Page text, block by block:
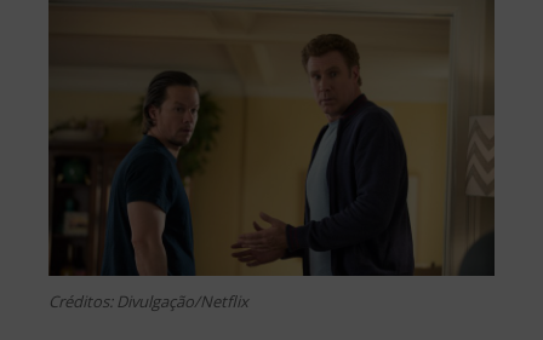
Créditos: Divulgação/Netflix